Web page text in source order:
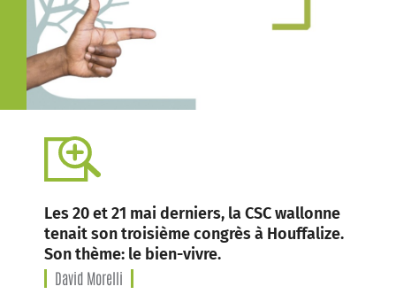
Les 20 et 21 mai derniers, la CSC wallonne
tenait son troisième congrès à Houffalize.
Son thème: le bien-vivre.
David Morelli